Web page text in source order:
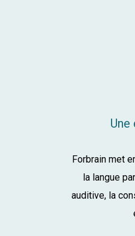
Forbrain met
la langue
auditive, la